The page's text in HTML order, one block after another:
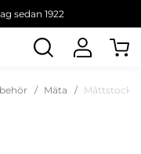
sedan 1922
Mäta Måttstockar